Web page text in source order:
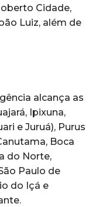
Cidade,
Luiz, além de
alcança as
Ipixuna,
e Juruá), Purus
Boca
do Norte,
Paulo de
do Içá e